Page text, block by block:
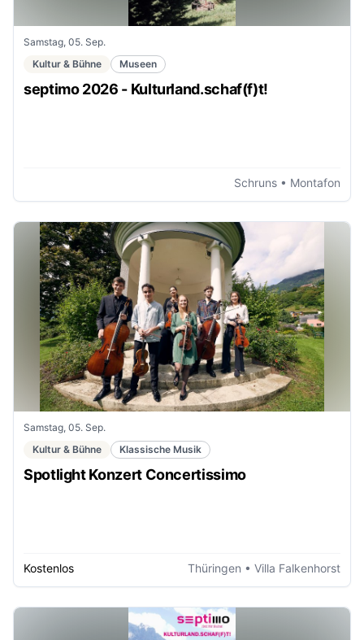
Samstag, 05. Sep.
Kultur & Bühne
Museen
septimo 2026 - Kulturland.schaf(f)t!
Schruns • Montafon
Samstag, 05. Sep.
Kultur & Bühne
Klassische Musik
Spotlight Konzert Concertissimo
Kostenlos Thüringen • Villa Falkenhorst